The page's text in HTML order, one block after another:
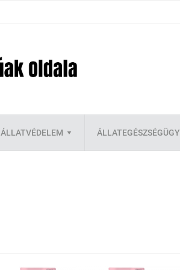
ÁLLATVÉDELEM ÁLLATEGÉSZSÉGÜGY